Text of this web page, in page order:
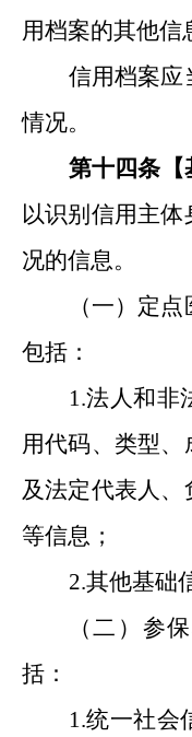
用档案的其他信
信用档案应
情况。
第十 四条【
以识别信用主
况的信息。
（一）定
包括 ：
1.法人和非
用代码、类型
及法定代表人
等信息；
2.其他基础
（二）参
括 ：
1.统一社会